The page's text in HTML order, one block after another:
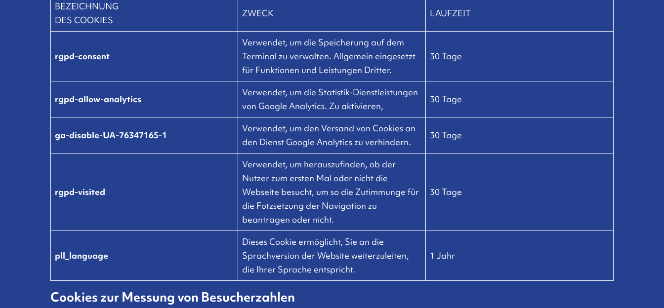
BEZEICHNUNG
DES COOKIES
ZWECK LAUFZEIT
rgpd-consent
Verwendet, um die Speicherung auf dem
Terminal zu verwalten. Allgemein eingesetzt
für Funktionen und Leistungen Dritter.
30 Tage
rgpd-allow-analytics
Verwendet, um die Statistik-Dienstleistungen
von Google Analytics. Zu aktivieren,
30 Tage
ga-disable-UA-76347165-1
Verwendet, um den Versand von Cookies an
den Dienst Google Analytics zu verhindern.
30 Tage
rgpd-visited
Verwendet, um herauszufinden, ob der
Nutzer zum ersten Mal oder nicht die
Webseite besucht, um so die Zutimmunge für
die Fotzsetzung der Navigation zu
beantragen oder nicht.
30 Tage
pll_language
Dieses Cookie ermöglicht, Sie an die
Sprachversion der Website weiterzuleiten,
die Ihrer Sprache entspricht.
1 Jahr
Cookies zur Messung von Besucherzahlen